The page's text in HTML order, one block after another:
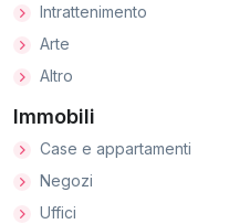
Intrattenimento
Arte
Altro
Immobili
Case e appartamenti
Negozi
Uffici